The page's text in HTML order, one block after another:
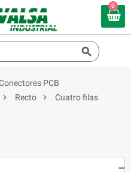
0

PCB
 Recto  Cuatro filas
